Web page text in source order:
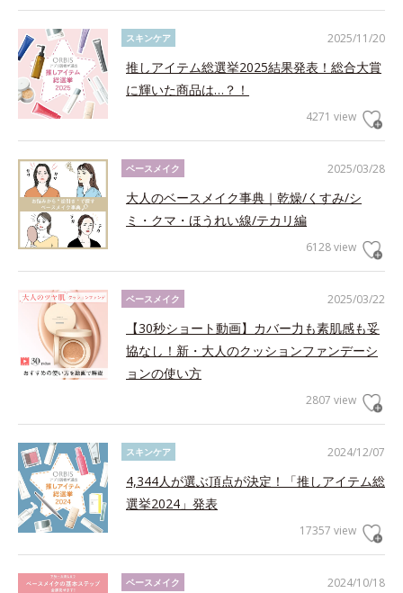
2025/11/20
スキンケア
推しアイテム総選挙2025結果発表！総合大賞
に輝いた商品は…？！
4271 view
2025/03/28
ベースメイク
大人のベースメイク事典｜乾燥/くすみ/シ
ミ・クマ・ほうれい線/テカリ編
6128 view
2025/03/22
ベースメイク
【30秒ショート動画】カバー力も素肌感も妥
協なし！新・大人のクッションファンデーシ
ョンの使い方
2807 view
2024/12/07
スキンケア
4,344人が選ぶ頂点が決定！「推しアイテム総
選挙2024」発表
17357 view
2024/10/18
ベースメイク